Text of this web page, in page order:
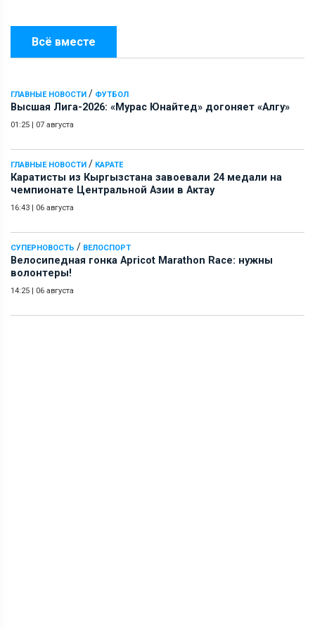
Всё вместе
ГЛАВНЫЕ НОВОСТИ / ФУТБОЛ
Высшая Лига-2026: «Мурас Юнайтед» догоняет «Алгу»
01:25 | 07 августа
ГЛАВНЫЕ НОВОСТИ / КАРАТЕ
Каратисты из Кыргызстана завоевали 24 медали на
чемпионате Центральной Азии в Актау
16:43 | 06 августа
СУПЕРНОВОСТЬ / ВЕЛОСПОРТ
Велосипедная гонка Apricot Marathon Race: нужны
волонтеры!
14:25 | 06 августа